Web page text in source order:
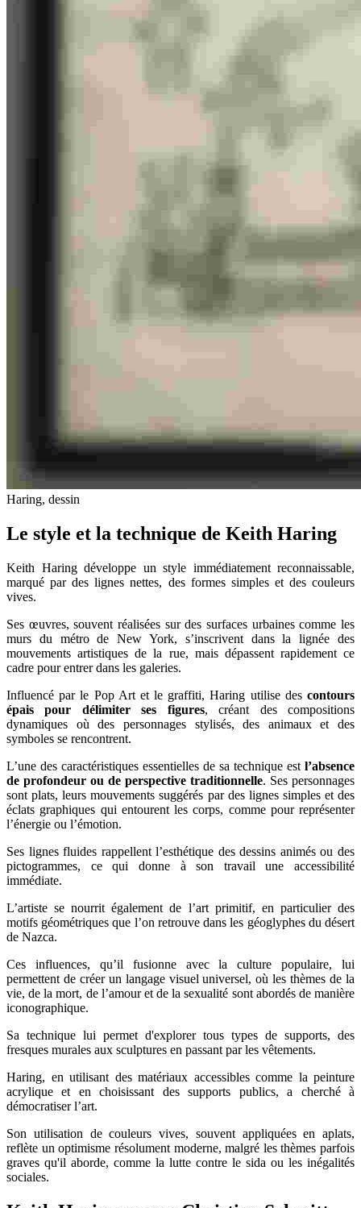
Haring, dessin
Le style et la technique de Keith Haring
Keith Haring développe un style immédiatement reconnaissable,
marqué par des lignes nettes, des formes simples et des couleurs
vives.
Ses œuvres, souvent réalisées sur des surfaces urbaines comme les
murs du métro de New York, s’inscrivent dans la lignée des
mouvements artistiques de la rue, mais dépassent rapidement ce
cadre pour entrer dans les galeries.
Influencé par le Pop Art et le graffiti, Haring utilise des contours
épais pour délimiter ses figures, créant des compositions
dynamiques où des personnages stylisés, des animaux et des
symboles se rencontrent.
L’une des caractéristiques essentielles de sa technique est l’absence
de profondeur ou de perspective traditionnelle. Ses personnages
sont plats, leurs mouvements suggérés par des lignes simples et des
éclats graphiques qui entourent les corps, comme pour représenter
l’énergie ou l’émotion.
Ses lignes fluides rappellent l’esthétique des dessins animés ou des
pictogrammes, ce qui donne à son travail une accessibilité
immédiate.
L’artiste se nourrit également de l’art primitif, en particulier des
motifs géométriques que l’on retrouve dans les géoglyphes du désert
de Nazca.
Ces influences, qu’il fusionne avec la culture populaire, lui
permettent de créer un langage visuel universel, où les thèmes de la
vie, de la mort, de l’amour et de la sexualité sont abordés de manière
iconographique.
Sa technique lui permet d'explorer tous types de supports, des
fresques murales aux sculptures en passant par les vêtements.
Haring, en utilisant des matériaux accessibles comme la peinture
acrylique et en choisissant des supports publics, a cherché à
démocratiser l’art.
Son utilisation de couleurs vives, souvent appliquées en aplats,
reflète un optimisme résolument moderne, malgré les thèmes parfois
graves qu'il aborde, comme la lutte contre le sida ou les inégalités
sociales.